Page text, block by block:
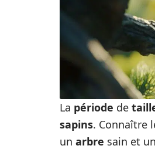
La période de
sapins. Connaître
un arbre sain et un